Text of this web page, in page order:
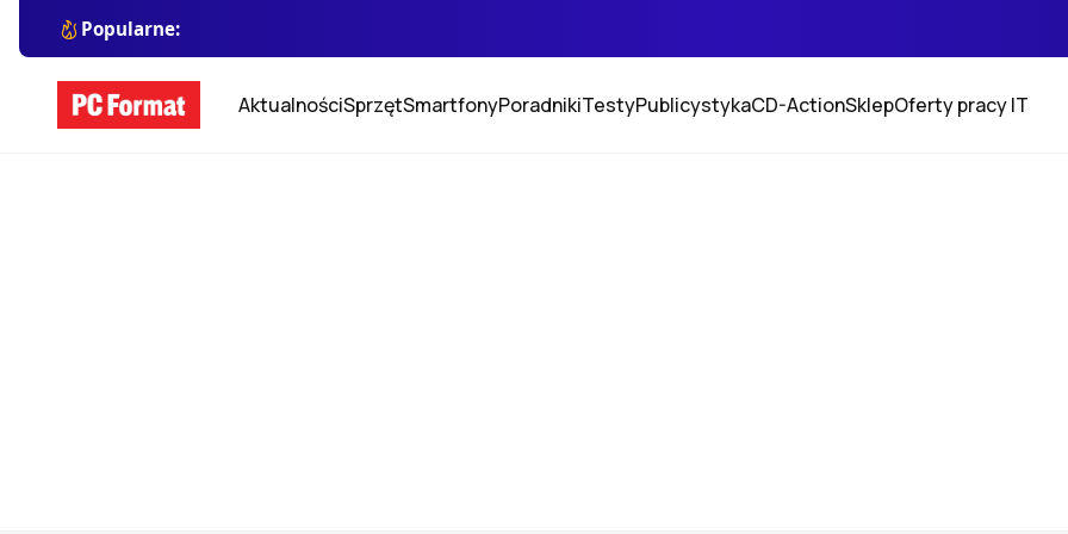
Popularne:
AktualnościSprzętSmartfonyPoradnikiTestyPublicystykaCD-ActionSklepOferty pracy IT